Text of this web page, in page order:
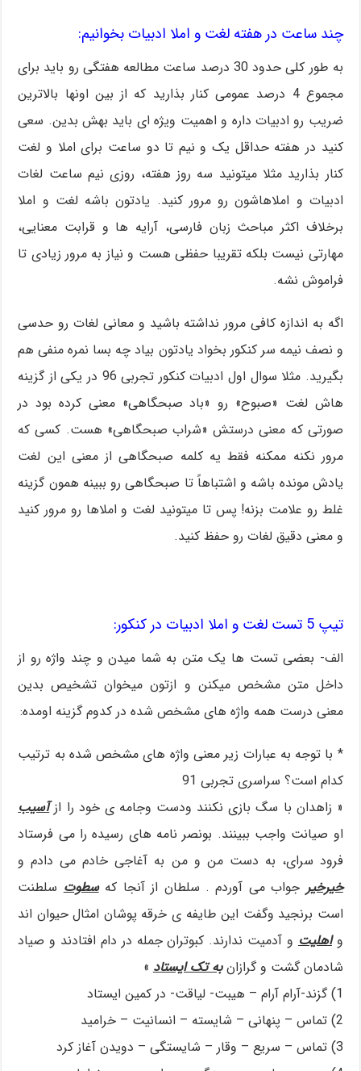
چند ساعت در هفته لغت و املا ادبیات بخوانیم:
به طور کلی حدود 30 درصد ساعت مطالعه هفتگی رو باید برای
مجموع 4 درصد عمومی کنار بذارید که از بین اونها بالاترین
ضریب رو ادبیات داره و اهمیت ویژه ای باید بهش بدین. سعی
کنید در هفته حداقل یک و نیم تا دو ساعت برای املا و لغت
کنار بذارید مثلا میتونید سه روز هفته، روزی نیم ساعت لغات
ادبیات و املاهاشون رو مرور کنید. یادتون باشه لغت و املا
برخلاف اکثر مباحث زبان فارسی، آرایه ها و قرابت معنایی،
مهارتی نیست بلکه تقریبا حفظی هست و نیاز به مرور زیادی تا
فراموش نشه.
اگه به اندازه کافی مرور نداشته باشید و معانی لغات رو حدسی
و نصف نیمه سر کنکور بخواد یادتون بیاد چه بسا نمره منفی هم
بگیرید. مثلا سوال اول ادبیات کنکور تجربی 96 در یکی از گزینه
هاش لغت «صبوح» رو «باد صبحگاهی» معنی کرده بود در
صورتی که معنی درستش «شراب صبحگاهی» هست. کسی که
مرور نکنه ممکنه فقط یه کلمه صبحگاهی از معنی این لغت
یادش مونده باشه و اشتباهاً تا صبحگاهی رو ببینه همون گزینه
غلط رو علامت بزنه! پس تا میتونید لغت و املاها رو مرور کنید
و معنی دقیق لغات رو حفظ کنید.
تیپ 5 تست لغت و املا ادبیات در کنکور:
الف- بعضی تست ها یک متن به شما میدن و چند واژه رو از
داخل متن مشخص میکنن و ازتون میخوان تشخیص بدین
معنی درست همه واژه های مشخص شده در کدوم گزینه اومده:
* با توجه به عبارات زیر معنی واژه های مشخص شده به ترتیب
کدام است؟ سراسری تجربی 91
« زاهدان با سگ بازی نکنند ودست وجامه ی خود را ازآسیب
او صیانت واجب ببینند. بونصر نامه های رسیده را می فرستاد
فرود سرای، به دست من و من به آغاجی خادم می دادم و
خیرخیرجواب می آوردم . سلطان از آنجا کهسطوتسلطنت
است برنجید وگفت این طایفه ی خرقه پوشان امثال حیوان اند
واهلیت و آدمیت ندارند. کبوتران جمله در دام افتادند و صیاد
شادمان گشت و گرازانبه تک ایستاد»
1) گزند-آرام آرام – هیبت- لیاقت- در کمین ایستاد
2) تماس – پنهانی – شایسته – انسانیت – خرامید
3) تماس – سریع – وقار – شایستگی – دویدن آغاز کرد